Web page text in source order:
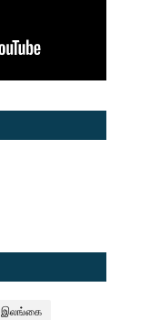
இலங்கை